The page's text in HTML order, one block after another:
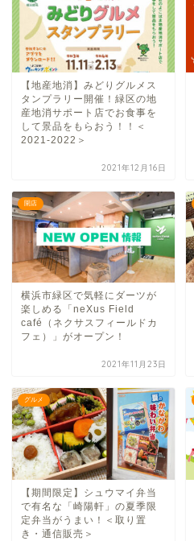
【地産地消】みどりグルメス
タンプラリー開催！緑区の地
産地消サポート店でお食事を
して景品をもらおう！！＜
2021-2022＞
2021年12月16日
開店
横浜市緑区で気軽にダーツが
楽しめる「neXus Field
café（ネクサスフィールドカ
フェ）」がオープン！
2021年11月23日
グルメ
【期間限定】シュウマイ弁当
で有名な「崎陽軒」の夏季限
定弁当がうまい！＜取り置
き・通信販売＞